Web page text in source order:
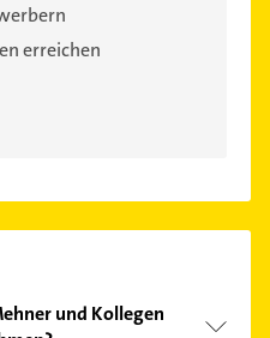
erreichen
und Kollegen